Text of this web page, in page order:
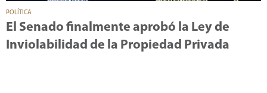
POLÍTICA
El Senado finalmente aprobó la Ley de
Inviolabilidad de la Propiedad Privada